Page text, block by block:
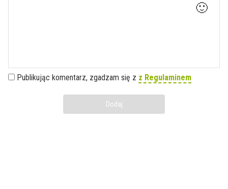
🙂
Publikując komentarz, zgadzam się z z Regulaminem
Dodaj